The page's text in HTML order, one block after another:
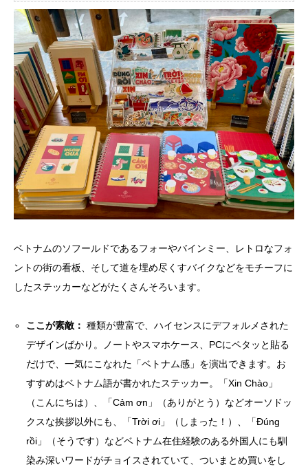
ベトナムのソフールドであるフォーやバインミー、レトロなフォ
ントの街の看板、そして道を埋め尽くすバイクなどをモチーフに
したステッカーなどがたくさんそろいます。
ここが素敵： 種類が豊富で、ハイセンスにデフォルメされた
デザインばかり。ノートやスマホケース、PCにペタッと貼る
だけで、一気にこなれた「ベトナム感」を演出できます。お
すすめはベトナム語が書かれたステッカー。「Xin Chào」
（こんにちは）、「Cảm ơn」（ありがとう）などオーソドッ
クスな挨拶以外にも、「Trời ơi」（しまった！）、「Đúng
rồi」（そうです）などベトナム在住経験のある外国人にも馴
染み深いワードがチョイスされていて、ついまとめ買いをし